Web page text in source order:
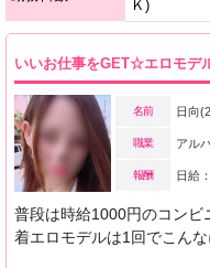
Ｋ)
いいお仕事をGET☆エロモデ
名前 日向
職業 アル
報酬 日給
普段は時給1000円のコンビ
着エロモデルは1回でこん